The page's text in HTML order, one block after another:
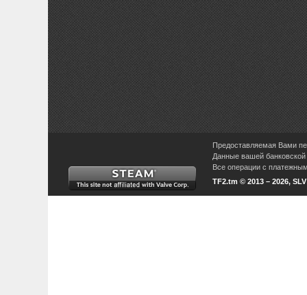
Предоставляемая Вами
Данные вашей
Все операции с
TF2.tm © 2013 – 2026,